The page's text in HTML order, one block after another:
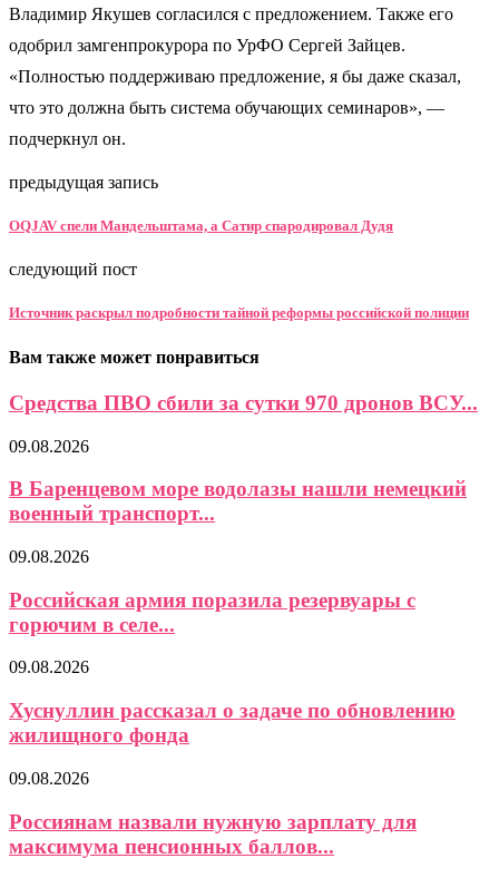
Владимир Якушев согласился с предложением. Также его
одобрил замгенпрокурора по УрФО Сергей Зайцев.
«Полностью поддерживаю предложение, я бы даже сказал,
что это должна быть система обучающих семинаров», —
подчеркнул он.
предыдущая запись
OQJAV спели Мандельштама, а Сатир спародировал Дудя
следующий пост
Источник раскрыл подробности тайной реформы российской полиции
Вам также может понравиться
Средства ПВО сбили за сутки 970 дронов ВСУ...
09.08.2026
В Баренцевом море водолазы нашли немецкий
военный транспорт...
09.08.2026
Российская армия поразила резервуары с
горючим в селе...
09.08.2026
Хуснуллин рассказал о задаче по обновлению
жилищного фонда
09.08.2026
Россиянам назвали нужную зарплату для
максимума пенсионных баллов...